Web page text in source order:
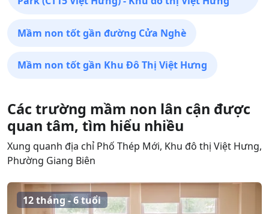
Mầm non tốt gần đường Cửa Nghè
Mầm non tốt gần Khu Đô Thị Việt Hưng
Các trường mầm non lân cận được
quan tâm, tìm hiểu nhiều
Xung quanh địa chỉ Phố Thép Mới, Khu đô thị Việt Hưng,
Phường Giang Biên
12 tháng - 6 tuổi